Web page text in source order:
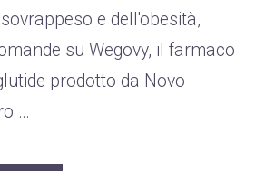
e dell'obesità,
su Wegovy, il farmaco
prodotto da Novo
…